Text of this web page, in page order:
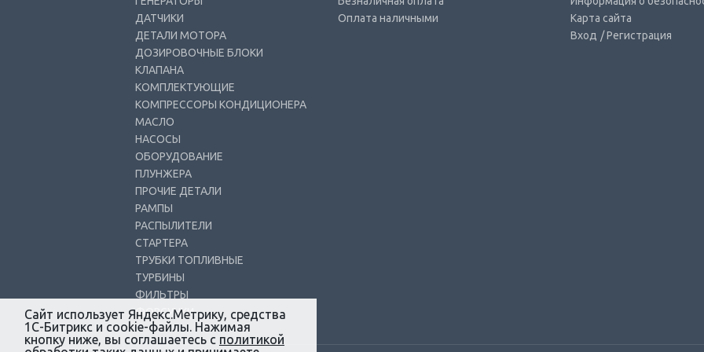
ДАТЧИКИ
ДЕТАЛИ МОТОРА
ДОЗИРОВОЧНЫЕ БЛОКИ
КЛАПАНА
КОМПЛЕКТУЮЩИЕ
КОМПРЕССОРЫ КОНДИЦИОНЕРА
МАСЛО
НАСОСЫ
ОБОРУДОВАНИЕ
ПЛУНЖЕРА
ПРОЧИЕ ДЕТАЛИ
РАМПЫ
РАСПЫЛИТЕЛИ
СТАРТЕРА
ТРУБКИ ТОПЛИВНЫЕ
ТУРБИНЫ
ФИЛЬТРЫ
ФОРСУНКИ
Оплата наличными
Карта сайта
Вход / Регистрация
Сайт использует Яндекс.Метрику, средства
1С-Битрикс и cookie-файлы. Нажимая
кнопку ниже, вы соглашаетесь с политикой